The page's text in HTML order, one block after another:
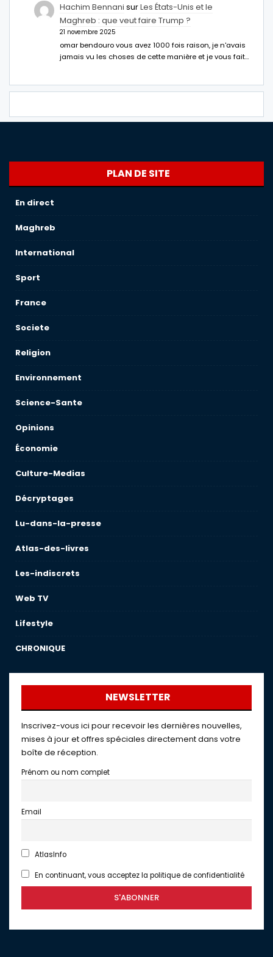
Hachim Bennani surLes États-Unis et le
Maghreb : que veut faire Trump ?
21 novembre 2025
omar bendouro vous avez 1000 fois raison, je n'avais
jamais vu les choses de cette manière et je vous fait…
PLAN DE SITE
En direct
Maghreb
International
Sport
France
Societe
Religion
Environnement
Science-Sante
Opinions
Économie
Culture-Medias
Décryptages
Lu-dans-la-presse
Atlas-des-livres
Les-indiscrets
Web TV
Lifestyle
CHRONIQUE
NEWSLETTER
Inscrivez-vous ici pour recevoir les dernières nouvelles,
mises à jour et offres spéciales directement dans votre
boîte de réception.
Prénom ou nom complet
Email
AtlasInfo
En continuant, vous acceptez la politique de confidentialité